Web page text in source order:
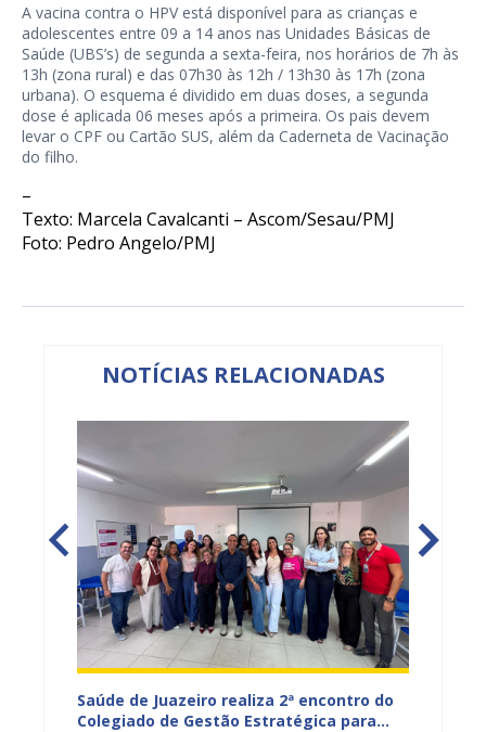
A vacina contra o HPV está disponível para as crianças e
adolescentes entre 09 a 14 anos nas Unidades Básicas de
Saúde (UBS’s) de segunda a sexta-feira, nos horários de 7h às
13h (zona rural) e das 07h30 às 12h / 13h30 às 17h (zona
urbana). O esquema é dividido em duas doses, a segunda
dose é aplicada 06 meses após a primeira. Os pais devem
levar o CPF ou Cartão SUS, além da Caderneta de Vacinação
do filho.
–
Texto: Marcela Cavalcanti – Ascom/Sesau/PMJ
Foto: Pedro Angelo/PMJ
NOTÍCIAS RELACIONADAS
Saúde de Juazeiro realiza 2ª encontro do
Colegiado de Gestão Estratégica para